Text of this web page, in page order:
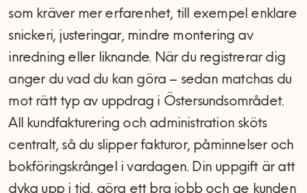
som kräver mer erfarenhet, till exempel enklare
snickeri, justeringar, mindre montering av
inredning eller liknande. När du registrerar dig
anger du vad du kan göra – sedan matchas du
mot rätt typ av uppdrag i Östersundsområdet.
All kundfakturering och administration sköts
centralt, så du slipper fakturor, påminnelser och
bokföringskrångel i vardagen. Din uppgift är att
dyka upp i tid, göra ett bra jobb och ge kunden